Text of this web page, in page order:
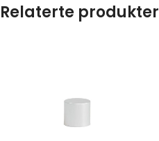
Relaterte produkter